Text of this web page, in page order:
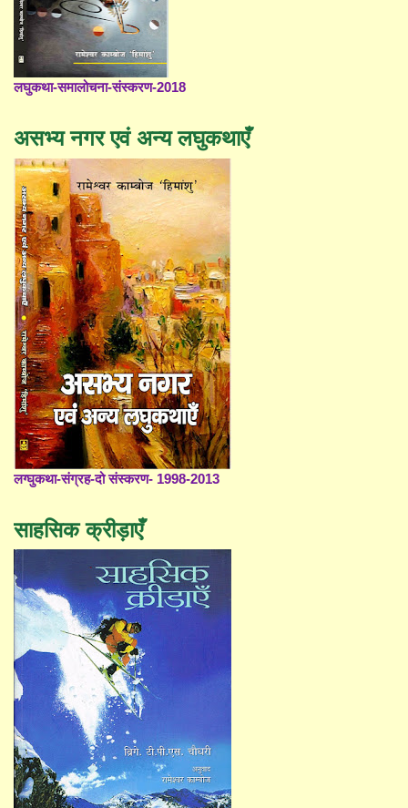
लघुकथा-समालोचना-संस्करण-2018
असभ्य नगर एवं अन्य लघुकथाएँ
लग्घुकथा-संग्रह-दो संस्करण- 1998-2013
साहसिक क्रीड़ाएँ